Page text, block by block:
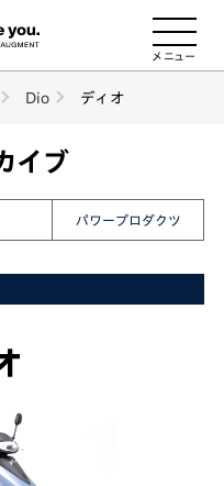
Dio ディオ
イブ
パワープロダクツ